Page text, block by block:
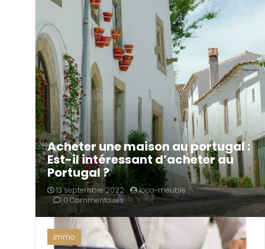
Acheter une maison au portugal :
Est-il intéressant d’acheter au
Portugal ?
13 septembre 2022
loca-meuble
0 Commentaires
Immo